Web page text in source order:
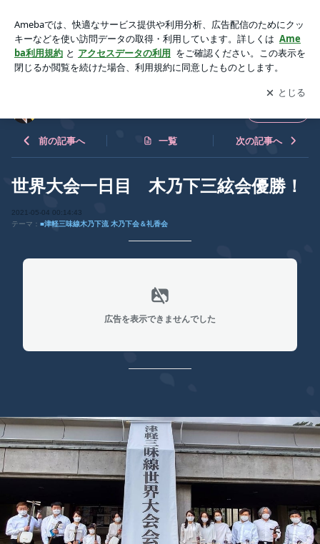
木乃下流礼香会】blog
アプリをダウンロードして ブログの更新通知
を受け取りまし
ょう。
開く
前の記事へ 一覧 次の記事へ
世界大会一日目 木乃下三絃会優勝！
2021-05-04 00:14:43
テーマ： ■津軽三味線木乃下流 木乃下会＆礼香会
広告を表示できませんでした